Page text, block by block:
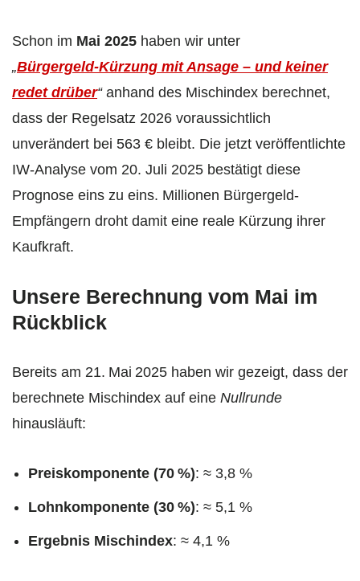
Schon im Mai 2025 haben wir unter
„Bürgergeld‑Kürzung mit Ansage – und keiner
redet drüber“anhand des Misch­index berechnet,
dass der Regel­satz 2026 voraussichtlich
unverändert bei 563 € bleibt. Die jetzt veröffentlichte
IW‑Analyse vom 20. Juli 2025 bestätigt diese
Prognose eins zu eins. Millionen Bürgergeld-
Empfängern droht damit eine reale Kürzung ihrer
Kauf­kraft.
Unsere Berechnung vom Mai im
Rückblick
Bereits am 21. Mai 2025 haben wir gezeigt, dass der
berechnete Mischindex auf eine Nullrunde
hinausläuft:
Preiskomponente (70 %): ≈ 3,8 %
Lohnkomponente (30 %): ≈ 5,1 %
Ergebnis Mischindex: ≈ 4,1 %